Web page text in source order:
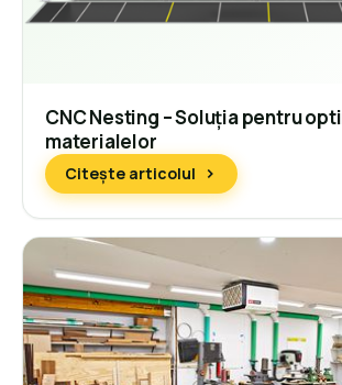
CNC Nesting – Soluția pentru
materialelor
Citește articolul